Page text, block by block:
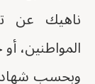
ناهيك عن
المواطنين،
وبحسب